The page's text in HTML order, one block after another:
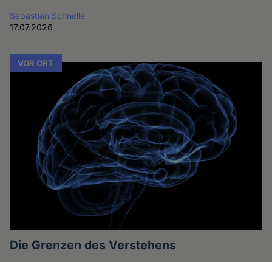
Sebastian Schnelle
17.07.2026
VOR ORT
Die Grenzen des Verstehens